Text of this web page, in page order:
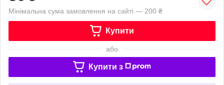
Мінімальна сума замовлення на сайті — 200 ₴
Купити
або
Купити з